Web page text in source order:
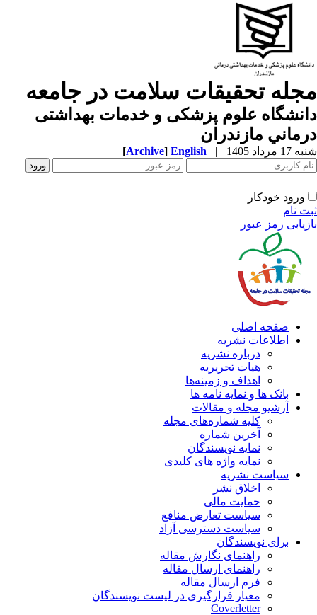
تحقیقات سلامت در جامعه
علوم پزشكی و خدمات بهداشتی
مازندران
مرداد 1405 |
English
[Archive]
ورود خودکار
نام
رمز عبور
صفحه اصلی
اطلاعات نشریه
درباره نشریه
هیات تحریریه
اهداف و زمینه‌ها
بانک ها و نمایه نامه ها
آرشیو مجله و مقالات
کلیه شماره‌های مجله
آخرین شماره
نمایه نویسندگان
نمایه واژه های کلیدی
سیاست نشریه
اخلاق نشر
حمایت مالی
سیاست تعارض منافع
سیاست دسترسی آزاد
برای نویسندگان
راهنمای نگارش مقاله
راهنمای ارسال مقاله
فرم ارسال مقاله
معیار قرارگیری در لیست نویسندگان
Coverletter